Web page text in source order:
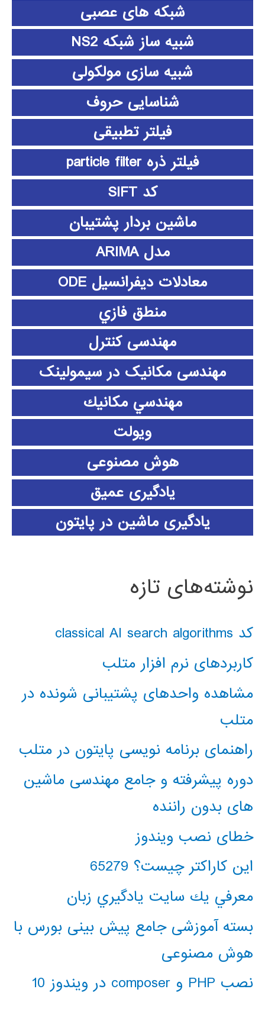
شبکه های عصبی
شبیه ساز شبکه NS2
شبیه سازی مولکولی
شناسایی حروف
فیلتر تطبیقی
فیلتر ذره particle filter
کد SIFT
ماشین بردار پشتیبان
مدل ARIMA
معادلات دیفرانسیل ODE
منطق فازي
مهندسی کنترل
مهندسی مکانیک در سیمولینک
مهندسي مكانيك
ویولت
هوش مصنوعی
یادگیری عمیق
یادگیری ماشین در پایتون
نوشته‌های تازه
کد classical AI search algorithms
کاربردهای نرم افزار متلب
مشاهده واحدهای پشتیبانی شونده در
متلب
راهنمای برنامه نویسی پایتون در متلب
دوره پیشرفته و جامع مهندسی ماشین
های بدون راننده
خطای نصب ویندوز
این کاراکتر چیست؟ 65279
معرفي يك سايت يادگيري زبان
بسته آموزشی جامع پیش بینی بورس با
هوش مصنوعی
نصب PHP و composer در ویندوز 10